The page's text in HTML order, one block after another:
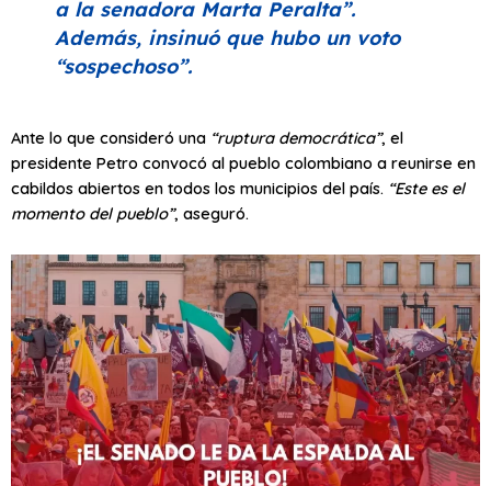
a la senadora Marta Peralta”.
Además, insinuó que hubo un voto
“sospechoso”.
Ante lo que consideró una “ruptura democrática”, el
presidente Petro convocó al pueblo colombiano a reunirse en
cabildos abiertos en todos los municipios del país. “Este es el
momento del pueblo”, aseguró.